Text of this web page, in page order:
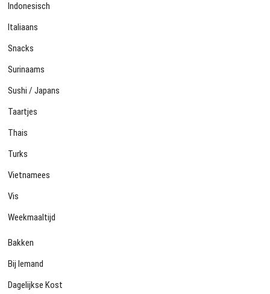
Indonesisch
Italiaans
Snacks
Surinaams
Sushi / Japans
Taartjes
Thais
Turks
Vietnamees
Vis
Weekmaaltijd
Bakken
Bij Iemand
Dagelijkse Kost